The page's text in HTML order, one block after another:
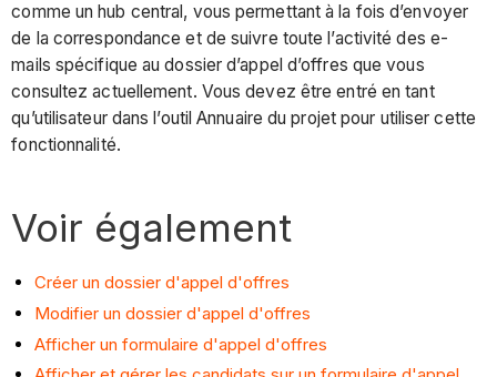
comme un hub central, vous permettant à la fois d’envoyer
de la correspondance et de suivre toute l’activité des e-
mails spécifique au dossier d’appel d’offres que vous
consultez actuellement. Vous devez être entré en tant
qu’utilisateur dans l’outil Annuaire du projet pour utiliser cette
fonctionnalité.
Voir également
Créer un dossier d'appel d'offres
Modifier un dossier d'appel d'offres
Afficher un formulaire d'appel d'offres